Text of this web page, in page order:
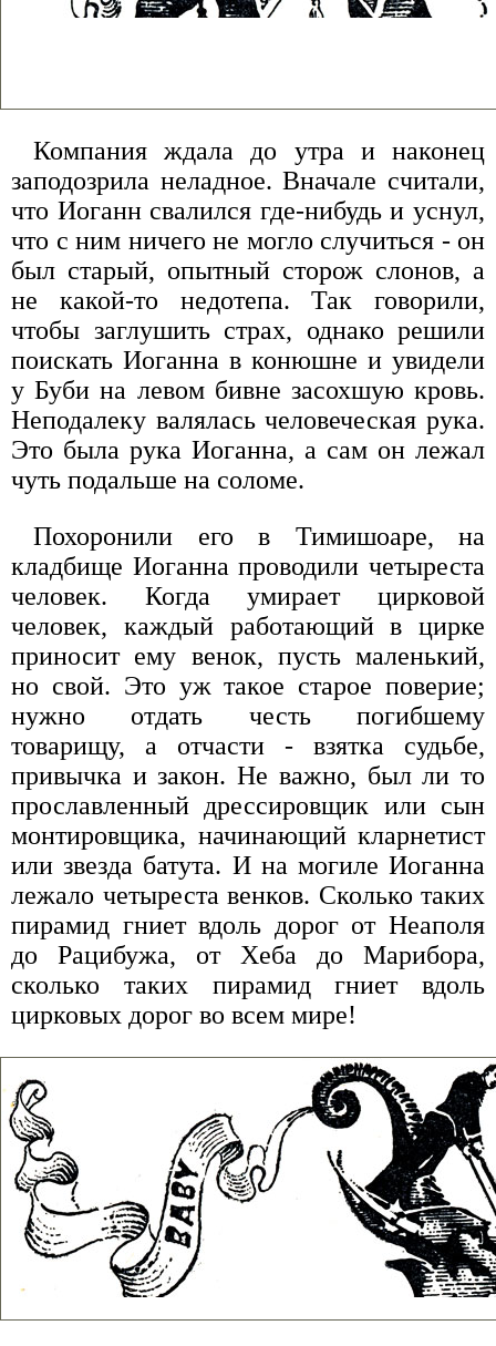
Компания ждала до утра и наконец
заподозрила неладное. Вначале считали,
что Иоганн свалился где-нибудь и уснул,
что с ним ничего не могло случиться - он
был старый, опытный сторож слонов, а
не какой-то недотепа. Так говорили,
чтобы заглушить страх, однако решили
поискать Иоганна в конюшне и увидели
у Буби на левом бивне засохшую кровь.
Неподалеку валялась человеческая рука.
Это была рука Иоганна, а сам он лежал
чуть подальше на соломе.
Похоронили его в Тимишоаре, на
кладбище Иоганна проводили четыреста
человек. Когда умирает цирковой
человек, каждый работающий в цирке
приносит ему венок, пусть маленький,
но свой. Это уж такое старое поверие;
нужно отдать честь погибшему
товарищу, а отчасти - взятка судьбе,
привычка и закон. Не важно, был ли то
прославленный дрессировщик или сын
монтировщика, начинающий кларнетист
или звезда батута. И на могиле Иоганна
лежало четыреста венков. Сколько таких
пирамид гниет вдоль дорог от Неаполя
до Рацибужа, от Хеба до Марибора,
сколько таких пирамид гниет вдоль
цирковых дорог во всем мире!